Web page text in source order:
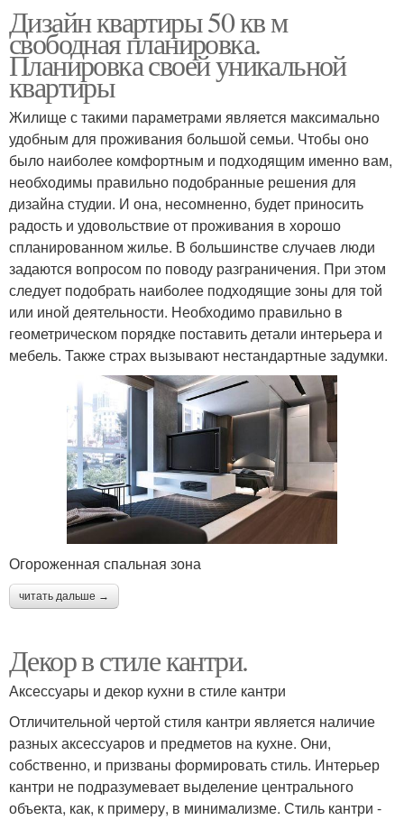
Дизайн квартиры 50 кв м
свободная планировка.
Планировка своей уникальной
квартиры
Жилище с такими параметрами является максимально
удобным для проживания большой семьи. Чтобы оно
было наиболее комфортным и подходящим именно вам,
необходимы правильно подобранные решения для
дизайна студии. И она, несомненно, будет приносить
радость и удовольствие от проживания в хорошо
спланированном жилье. В большинстве случаев люди
задаются вопросом по поводу разграничения. При этом
следует подобрать наиболее подходящие зоны для той
или иной деятельности. Необходимо правильно в
геометрическом порядке поставить детали интерьера и
мебель. Также страх вызывают нестандартные задумки.
Огороженная спальная зона
читать дальше →
Декор в стиле кантри.
Аксессуары и декор кухни в стиле кантри
Отличительной чертой стиля кантри является наличие
разных аксессуаров и предметов на кухне. Они,
собственно, и призваны формировать стиль. Интерьер
кантри не подразумевает выделение центрального
объекта, как, к примеру, в минимализме. Стиль кантри -